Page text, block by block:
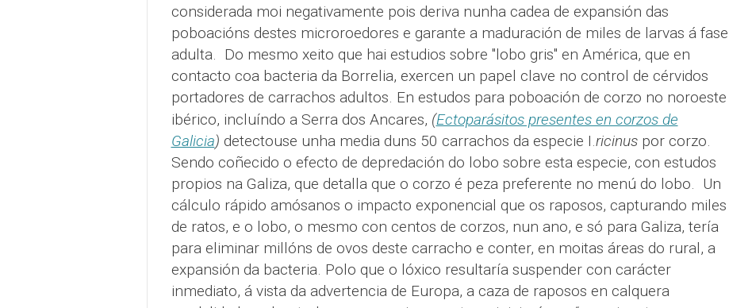
considerada moi negativamente pois deriva nunha cadea de expansión das
poboacións destes microroedores e garante a maduración de miles de larvas á fase
adulta. Do mesmo xeito que hai estudios sobre "lobo gris" en América, que en
contacto coa bacteria da Borrelia, exercen un papel clave no control de cérvidos
portadores de carrachos adultos. En estudos para poboación de corzo no noroeste
ibérico, incluíndo a Serra dos Ancares, (Ectoparásitos presentes en corzos de
Galicia) detectouse unha media duns 50 carrachos da especie I.ricinuspor corzo.
Sendo coñecido o efecto de depredación do lobo sobre esta especie, con estudos
propios na Galiza, que detalla que o corzo é peza preferente no menú do lobo. Un
cálculo rápido amósanos o impacto exponencial que os raposos, capturando miles
de ratos, e o lobo, o mesmo con centos de corzos, nun ano, e só para Galiza, tería
para eliminar millóns de ovos deste carracho e conter, en moitas áreas do rural, a
expansión da bacteria. Polo que o lóxico resultaría suspender con carácter
inmediato, á vista da advertencia de Europa, a caza de raposos en calquera